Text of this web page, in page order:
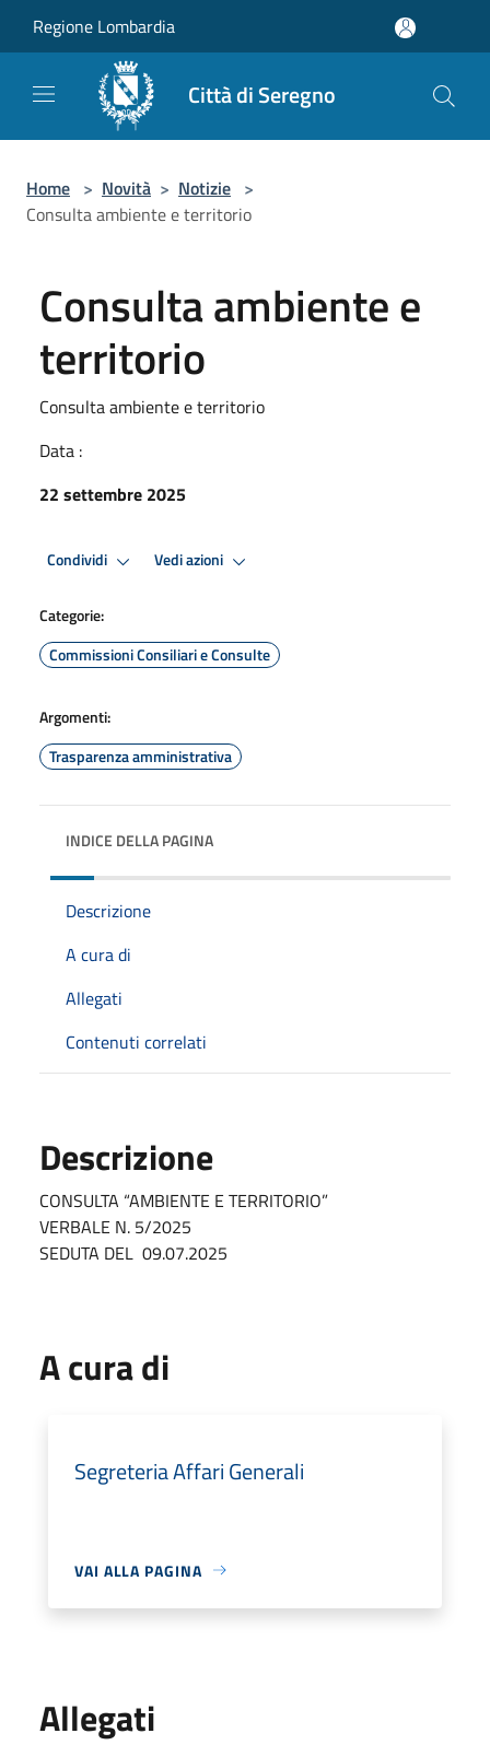
Regione Lombardia
Città di Seregno
Home > Novità > Notizie >
Consulta ambiente e territorio
Consulta ambiente e
territorio
Consulta ambiente e territorio
Data :
22 settembre 2025
Condividi Vedi azioni
Categorie:
Commissioni Consiliari e Consulte
Argomenti:
Trasparenza amministrativa
INDICE DELLA PAGINA
Descrizione
A cura di
Allegati
Contenuti correlati
Descrizione
CONSULTA “AMBIENTE E TERRITORIO”
VERBALE N. 5/2025
SEDUTA DEL 09.07.2025
A cura di
Segreteria Affari Generali
VAI ALLA PAGINA
Allegati